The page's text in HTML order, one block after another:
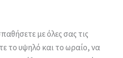
με όλες σας τις
το υψηλό και το ωραίο, να